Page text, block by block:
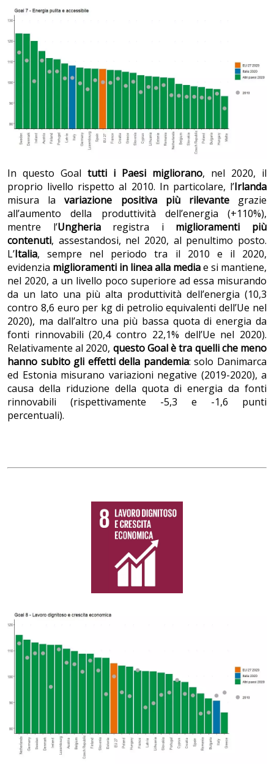
In questo Goal tutti i Paesi migliorano, nel 2020, il
proprio livello rispetto al 2010. In particolare, l’Irlanda
misura lavariazione positiva più rilevantegrazie
all’aumento della produttività dell’energia (+110%),
mentre l’Ungheriaregistra i miglioramenti più
contenuti, assestandosi, nel 2020, al penultimo posto.
L’Italia, sempre nel periodo tra il 2010 e il 2020,
evidenzia miglioramenti in linea alla mediae si mantiene,
nel 2020, a un livello poco superiore ad essa misurando
da un lato una più alta produttività dell’energia (10,3
contro 8,6 euro per kg di petrolio equivalenti dell’Ue nel
2020), ma dall’altro una più bassa quota di energia da
fonti rinnovabili (20,4 contro 22,1% dell’Ue nel 2020).
Relativamente al 2020, questo Goal è tra quelli che meno
hanno subito gli effetti della pandemia: solo Danimarca
ed Estonia misurano variazioni negative (2019-2020), a
causa della riduzione della quota di energia da fonti
rinnovabili (rispettivamente -5,3 e -1,6 punti
percentuali).